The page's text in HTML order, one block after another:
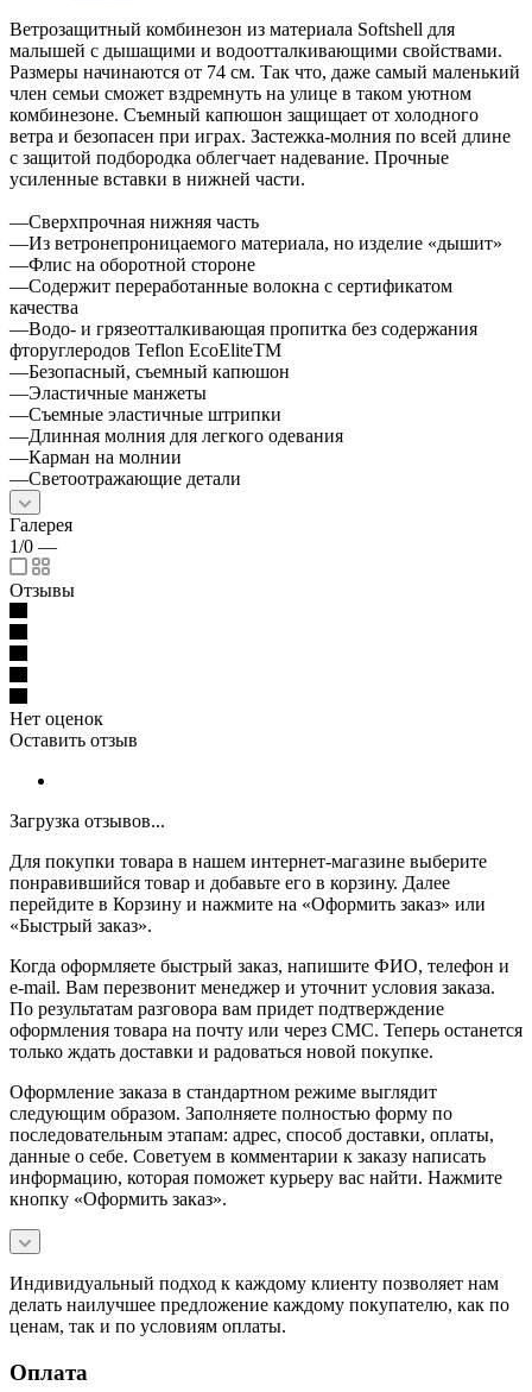
Ветрозащитный комбинезон из материала Softshell для
малышей с дышащими и водоотталкивающими свойствами.
Размеры начинаются от 74 см. Так что, даже самый маленький
член семьи сможет вздремнуть на улице в таком уютном
комбинезоне. Съемный капюшон защищает от холодного
ветра и безопасен при играх. Застежка-молния по всей длине
с защитой подбородка облегчает надевание. Прочные
усиленные вставки в нижней части.
—Сверхпрочная нижняя часть
—Из ветронепроницаемого материала, но изделие «дышит»
—Флис на оборотной стороне
—Содержит переработанные волокна с сертификатом
качества
—Водо- и грязеотталкивающая пропитка без содержания
фторуглеродов Teflon EcoEliteTM
—Безопасный, съемный капюшон
—Эластичные манжеты
—Съемные эластичные штрипки
—Длинная молния для легкого одевания
—Карман на молнии
—Светоотражающие детали
Галерея
1/0 —
Отзывы
Нет оценок
Оставить отзыв
Загрузка отзывов...
Для покупки товара в нашем интернет-магазине выберите
понравившийся товар и добавьте его в корзину. Далее
перейдите в Корзину и нажмите на «Оформить заказ» или
«Быстрый заказ».
Когда оформляете быстрый заказ, напишите ФИО, телефон и
e-mail. Вам перезвонит менеджер и уточнит условия заказа.
По результатам разговора вам придет подтверждение
оформления товара на почту или через СМС. Теперь останется
только ждать доставки и радоваться новой покупке.
Оформление заказа в стандартном режиме выглядит
следующим образом. Заполняете полностью форму по
последовательным этапам: адрес, способ доставки, оплаты,
данные о себе. Советуем в комментарии к заказу написать
информацию, которая поможет курьеру вас найти. Нажмите
кнопку «Оформить заказ».
Индивидуальный подход к каждому клиенту позволяет нам
делать наилучшее предложение каждому покупателю, как по
ценам, так и по условиям оплаты.
Оплата